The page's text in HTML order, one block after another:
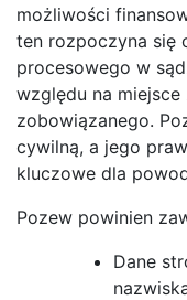
możliwości
ten rozpoczyna się
procesowego w
względu na
zobowiązanego.
cywilną, a jego
kluczowe dla
Pozew powinien
Dane